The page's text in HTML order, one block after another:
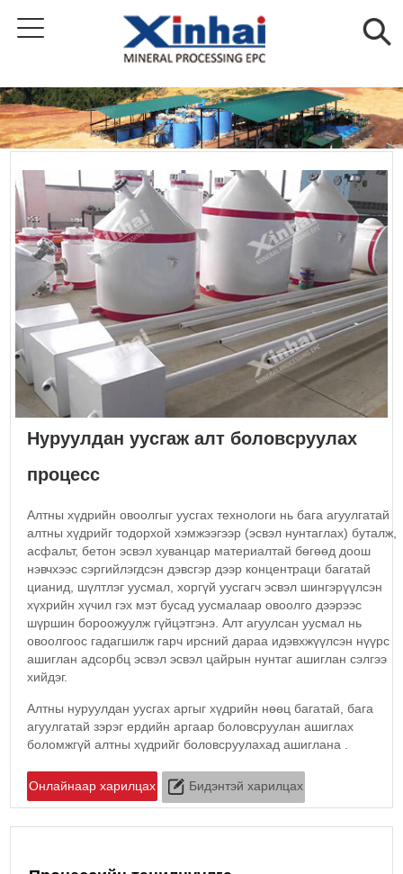
Нуруулдан уусгаж алт боловсруулах
процесс
Алтны хүдрийн овоолгыг уусгах технологи нь бага агуулгатай
алтны хүдрийг тодорхой хэмжээгээр (эсвэл нунтаглах) буталж,
асфальт, бетон эсвэл хуванцар материалтай бөгөөд доош
нэвчхээс сэргийлэгдсэн дэвсгэр дээр концентраци багатай
цианид, шүлтлэг уусмал, хоргүй уусгагч эсвэл шингэрүүлсэн
хүхрийн хүчил гэх мэт бусад уусмалаар овоолго дээрээс
шүршин бороожуулж гүйцэтгэнэ. Алт агуулсан уусмал нь
овоолгоос гадагшилж гарч ирсний дараа идэвхжүүлсэн нүүрс
ашиглан адсорбц эсвэл эсвэл цайрын нунтаг ашиглан сэлгээ
хийдэг.
Алтны нуруулдан уусгах аргыг хүдрийн нөөц багатай, бага
агуулгатай зэрэг ердийн аргаар боловсруулан ашиглах
боломжгүй алтны хүдрийг боловсруулахад ашиглана .
Онлайнаар харилцах Бидэнтэй харилцах